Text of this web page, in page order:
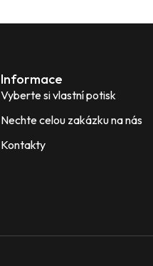
Informace
Vyberte si vlastní potisk
Nechte celou zakázku na nás
Kontakty